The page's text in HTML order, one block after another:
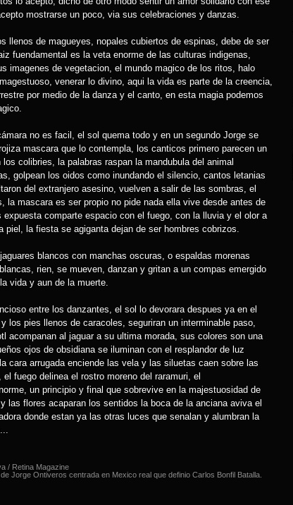
mostrarse un poco, via sus celebraciones y danzas.
llenos de magueyes, nopales cubiertos de espinas, debe de ser
fuendamental es la veta enorme de las culturas indigenas,
imagenes de vegetacion, el mundo magico de los ritos, halo
venerar lo divino, aqui la vida es parte de la creencia,
por medio de la danza y el canto, en esta magia podemos
no es facil, el sol quema todo y en un segundo Jorge se
mascara que lo contempla, los canticos primero parecen un
colibries, la palabras raspan la mandubula del animal
golpean los oidos como inundando el silencio, cantos letanias
del extranjero asesino, vuelven a salir de las sombras, el
la mascara es ser propio no pide nada ella vive desde antes de
expuesta comparte espacio con el fuego, con la lluvia y el olor a
piel, la fiesta se agiganta dejan de ser hombres cobrizos.
blancos con manchas oscuras, o espaldas morenas
rien, se mueven, danzan y gritan a un compas emergido
vida y aun de la muerte.
entre los danzantes, el sol lo devorara despues ya en el
los pies llenos de caracoles, seguriran un interminable paso,
acompanan al jaguar a su ultima morada, sus colores son una
ojos de obsidiana se iluminan con el resplandor de luz
cara arrugada enciende las vela y las siluetas caen sobre las
fuego delinea el rostro moreno del raramuri, el
un principio y final que sobrevive en la majestuosidad de
las flores acaparan los sentidos la boca de la anciana aviva el
donde estan ya las otras luces que senalan y alumbran la
/ Retina Magazine
de Jorge Ontiveros centrada en Mexico real que definio Carlos Bonfil Batalla.